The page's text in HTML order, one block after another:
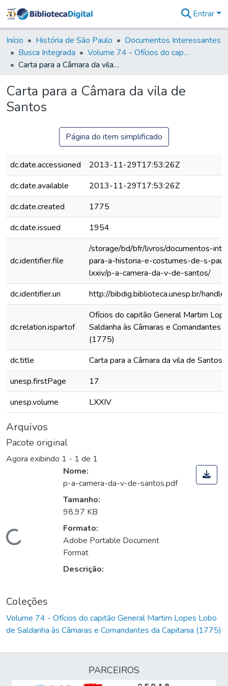
&
Coleções
Tudo na
Biblioteca
Estatísticas
Entrar
Início História de São Paulo
Documentos Interessantes
Busca Integrada
Volume 74 - Ofícios do capitão General Martim Lopes Lobo de Saldanha às Câmaras e Comandantes da Capitania (1775)
Carta para a Câmara da vila de Santos
Carta para a Câmara da vila de
Santos
Página do item simplificado
dc.date.accessioned
2013-11-29T17:53:26Z
dc.date.available
2013-11-29T17:53:26Z
dc.date.created
1775
dc.date.issued
1954
dc.identifier.file
/storage/bd/bfr/livros/documentos-
para-a-historia-e-costumes-de-s-
lxxiv/p-a-camera-da-v-de-santos/
dc.identifier.uri
http://bibdig.biblioteca.unesp.br/
dc.relation.ispartof
Ofícios do capitão General Martim
Saldanha às Câmaras e Comandantes
(1775)
dc.title
Carta para a Câmara da vila de Santos
unesp.firstPage
17
unesp.volume
LXXIV
Arquivos
Pacote original
Agora exibindo 1 - 1 de 1
Carregando...
Nome:
p-a-camera-da-v-de-santos.pdf
Tamanho:
98,97 KB
Formato:
Adobe Portable Document
Format
Descrição:
Coleções
Volume 74 - Ofícios do capitão General Martim Lopes Lobo
de Saldanha às Câmaras e Comandantes da Capitania (1775)
PARCEIROS